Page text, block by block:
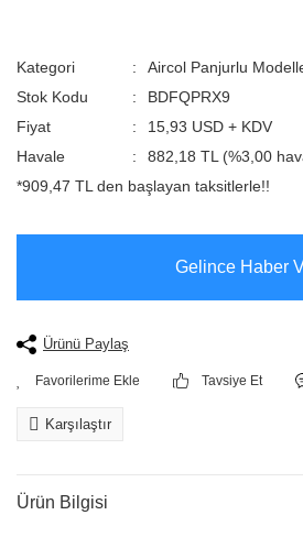
Kategori
Aircol Panjurlu
Stok Kodu
BDFQPRX9
Fiyat
15,93 USD + KDV
Havale
882,18 TL (%3,00
*909,47 TL den başlayan taksitlerle!!
Gelince Haber
Ürünü Paylaş
Tavsiye Et
Karşılaştır
Ürün Bilgisi